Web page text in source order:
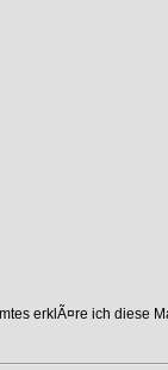
erklÃ¤re ich diese